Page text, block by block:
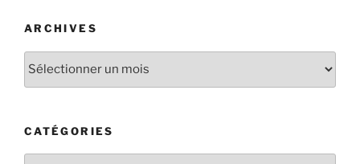
ARCHIVES
CATÉGORIES